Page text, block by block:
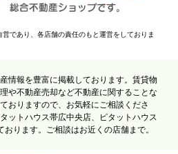
であり、各店舗の責任のもと運営をしておりま
情報を豊富に掲載しております。賃貸物
や不動産売却など不動産に関することな
おりますので、お気軽にご相談くださ
ットハウス帯広中央店、ピタットハウス
ります。ご相談はお近くの店舗まで。